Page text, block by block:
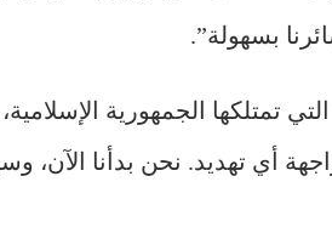
بسهولة”.
تمتلكها الجمهورية
أي تهديد. نحن بدأنا الآن،